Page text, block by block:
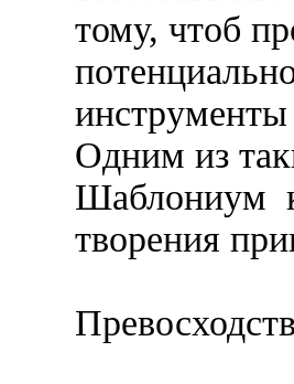
тому, чтоб
Одним из
Шаблониум
творения